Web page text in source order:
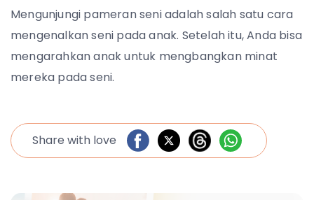
Mengunjungi pameran seni adalah salah satu cara
mengenalkan seni pada anak. Setelah itu, Anda bisa
mengarahkan anak untuk mengbangkan minat
mereka pada seni.
Share with love